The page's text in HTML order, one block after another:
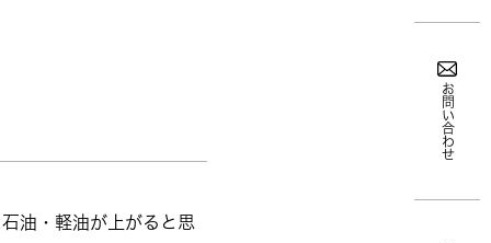
お問い合わせ
油・軽油が上がると思